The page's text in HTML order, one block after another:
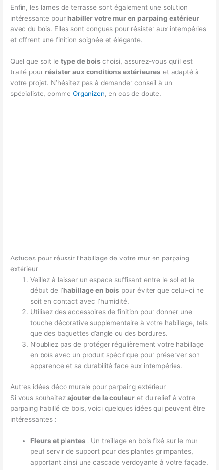
Enfin, les lames de terrasse sont également une solution
intéressante pour habiller votre mur en parpaing extérieur
avec du bois. Elles sont conçues pour résister aux intempéries
et offrent une finition soignée et élégante.
Quel que soit letype de boischoisi, assurez-vous qu’il est
traité pour résister aux conditions extérieures et adapté à
votre projet. N’hésitez pas à demander conseil à un
spécialiste, commeOrganizen, en cas de doute.
Astuces pour réussir l’habillage de votre mur en parpaing
extérieur
Veillez à laisser un espace suffisant entre le sol et le
début de l’habillage en bois pour éviter que celui-ci ne
soit en contact avec l’humidité.
Utilisez des accessoires de finition pour donner une
touche décorative supplémentaire à votre habillage, tels
que des baguettes d’angle ou des bordures.
N’oubliez pas de protéger régulièrement votre habillage
en bois avec un produit spécifique pour préserver son
apparence et sa durabilité face aux intempéries.
Autres idées déco murale pour parpaing extérieur
Si vous souhaitezajouter de la couleur et du relief à votre
parpaing habillé de bois, voici quelques idées qui peuvent être
intéressantes :
Fleurs et plantes : Un treillage en bois fixé sur le mur
peut servir de support pour des plantes grimpantes,
apportant ainsi une cascade verdoyante à votre façade.